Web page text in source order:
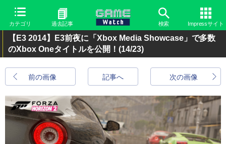
カテゴリ 過去記事 検索 Impressサイト
【E3 2014】E3前夜に「Xbox Media Showcase」で多数
のXbox Oneタイトルを公開！ (14/23)
前の画像 次の画像
記事へ